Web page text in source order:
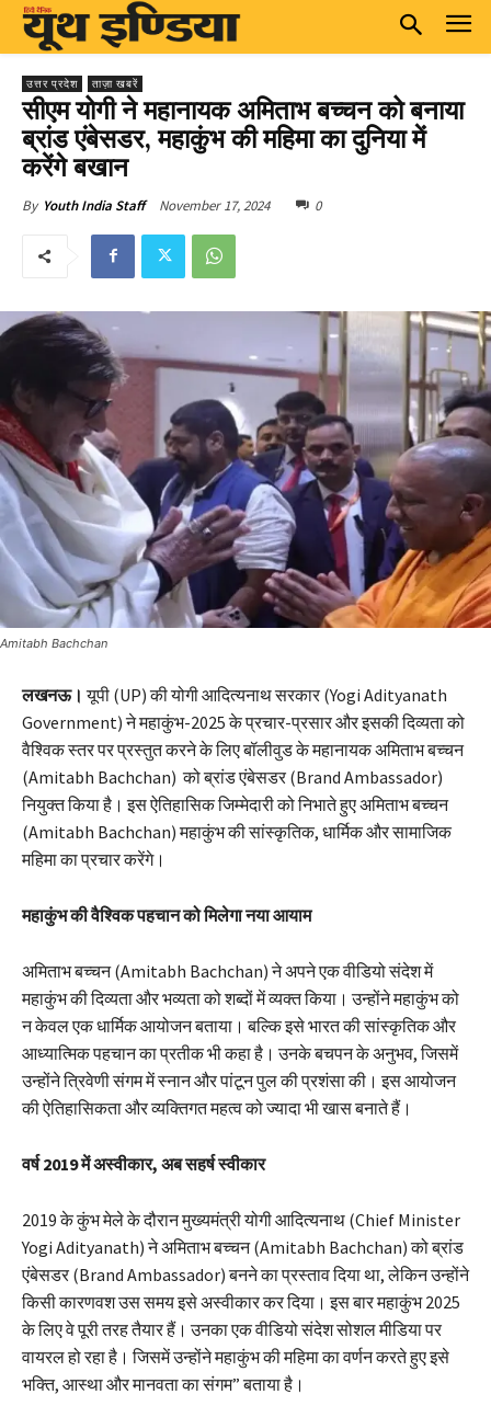
उत्तर प्रदेश ताज़ा खबरें
सीएम योगी ने महानायक अमिताभ बच्चन को बनाया
ब्रांड एंबेसडर, महाकुंभ की महिमा का दुनिया में
करेंगे बखान
By Youth India Staff November 17, 2024 0
Amitabh Bachchan
लखनऊ। यूपी (UP) की योगी आदित्यनाथ सरकार (Yogi Adityanath
Government) ने महाकुंभ-2025 के प्रचार-प्रसार और इसकी दिव्यता को
वैश्विक स्तर पर प्रस्तुत करने के लिए बॉलीवुड के महानायक अमिताभ बच्चन
(Amitabh Bachchan) को ब्रांड एंबेसडर (Brand Ambassador)
नियुक्त किया है। इस ऐतिहासिक जिम्मेदारी को निभाते हुए अमिताभ बच्चन
(Amitabh Bachchan) महाकुंभ की सांस्कृतिक, धार्मिक और सामाजिक
महिमा का प्रचार करेंगे।
महाकुंभ की वैश्विक पहचान को मिलेगा नया आयाम
अमिताभ बच्चन (Amitabh Bachchan) ने अपने एक वीडियो संदेश में
महाकुंभ की दिव्यता और भव्यता को शब्दों में व्यक्त किया। उन्होंने महाकुंभ को
न केवल एक धार्मिक आयोजन बताया। बल्कि इसे भारत की सांस्कृतिक और
आध्यात्मिक पहचान का प्रतीक भी कहा है। उनके बचपन के अनुभव, जिसमें
उन्होंने त्रिवेणी संगम में स्नान और पांटून पुल की प्रशंसा की। इस आयोजन
की ऐतिहासिकता और व्यक्तिगत महत्व को ज्यादा भी खास बनाते हैं।
वर्ष 2019 में अस्वीकार, अब सहर्ष स्वीकार
2019 के कुंभ मेले के दौरान मुख्यमंत्री योगी आदित्यनाथ (Chief Minister
Yogi Adityanath) ने अमिताभ बच्चन (Amitabh Bachchan) को ब्रांड
एंबेसडर (Brand Ambassador) बनने का प्रस्ताव दिया था, लेकिन उन्होंने
किसी कारणवश उस समय इसे अस्वीकार कर दिया। इस बार महाकुंभ 2025
के लिए वे पूरी तरह तैयार हैं। उनका एक वीडियो संदेश सोशल मीडिया पर
वायरल हो रहा है। जिसमें उन्होंने महाकुंभ की महिमा का वर्णन करते हुए इसे
भक्ति, आस्था और मानवता का संगम” बताया है।